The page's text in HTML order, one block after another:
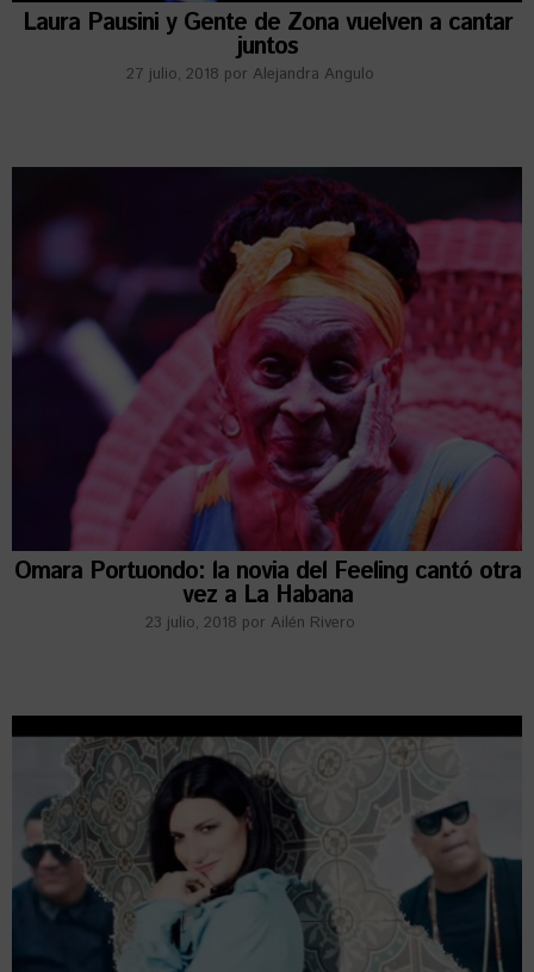
Laura Pausini y Gente de Zona vuelven a cantar
juntos
27 julio, 2018 por Alejandra Angulo
Omara Portuondo: la novia del Feeling cantó otra
vez a La Habana
23 julio, 2018 por Ailén Rivero